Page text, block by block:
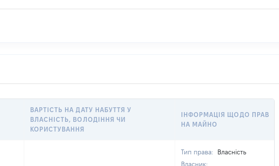
ВАРТІСТЬ НА ДАТУ НАБУТТЯ У
ВЛАСНІСТЬ, ВОЛОДІННЯ ЧИ
КОРИСТУВАННЯ
ІНФОРМАЦІЯ ЩОДО ПРАВ
НА МАЙНО
Тип права:
Власність
Власник: